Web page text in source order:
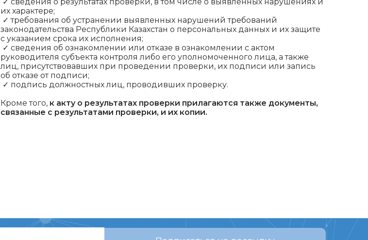
их характере;
✓ требования об устранении выявленных нарушений требований
законодательства Республики Казахстан о персональных данных и их защите
с указанием срока их исполнения;
✓ сведения об ознакомлении или отказе в ознакомлении с актом
руководителя субъекта контроля либо его уполномоченного лица, а также
лиц, присутствовавших при проведении проверки, их подписи или запись
об отказе от подписи;
✓ подпись должностных лиц, проводивших проверку.
Кроме того, к акту о результатах проверки прилагаются также документы,
связанные с результатами проверки, и их копии.